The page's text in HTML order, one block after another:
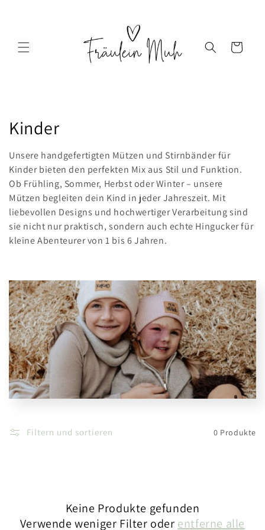
Warenkorb
K
a
t
e
g
o
i
e
:
Kinder
Unsere handgefertigten Mützen und Stirnbänder für
Kinder bieten den perfekten Mix aus Stil und Funktion.
Ob Frühling, Sommer, Herbst oder Winter – unsere
Mützen begleiten dein Kind in jeder Jahreszeit. Mit
liebevollen Designs und hochwertiger Verarbeitung sind
sie nicht nur praktisch, sondern auch echte Hingucker für
kleine Abenteurer von 1 bis 6 Jahren.
Filtern und sortieren 0 Produkte
Keine Produkte gefunden
Verwende weniger Filter oder entferne alle